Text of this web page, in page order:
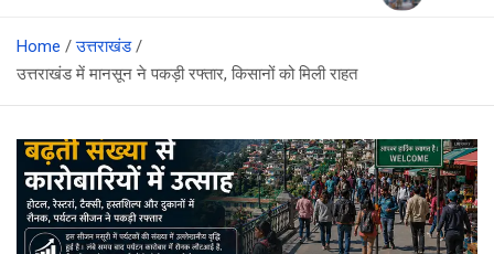
Home
उत्तराखंड
उत्तराखंड में मानसून ने पकड़ी रफ्तार, किसानों को मिली राहत